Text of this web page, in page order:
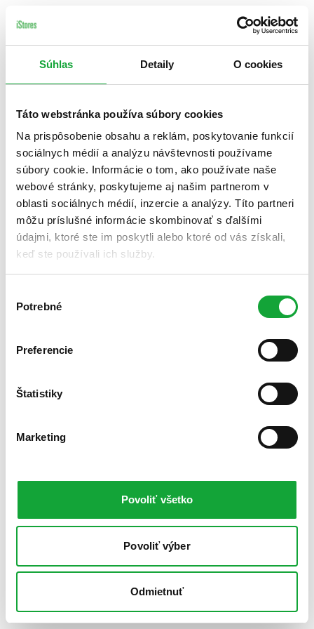
Súhlas Detaily O cookies
Táto webstránka používa súbory cookies
Na prispôsobenie obsahu a reklám, poskytovanie funkcií
sociálnych médií a analýzu návštevnosti používame
súbory cookie. Informácie o tom, ako používate naše
webové stránky, poskytujeme aj našim partnerom v
oblasti sociálnych médií, inzercie a analýzy. Títo partneri
môžu príslušné informácie skombinovať s ďalšími
údajmi, ktoré ste im poskytli alebo ktoré od vás získali,
keď ste používali ich služby.
súhlasu
Potrebné
Preferencie
Štatistiky
Marketing
Povoliť všetko
Povoliť výber
Odmietnuť